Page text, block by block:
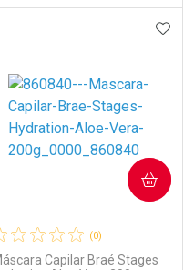
Laboratório
Por Menos
AOS FAVORITOS
(0)
Capilar Braé Stages
COMPRAR